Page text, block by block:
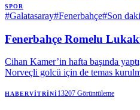
SPOR
#Galatasaray#Fenerbahçe#Son
Fenerbahçe Romelu
Cihan Kamer’in hafta başında
Norveçli golcü için de temas
HABERVITRINI13207 Görüntüleme